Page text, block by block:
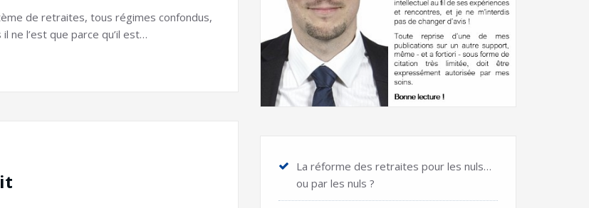
de retraites, tous régimes confondus,
ne l’est que parce qu’il est…
La réforme des retraites pour les nuls…
ou par les nuls ?